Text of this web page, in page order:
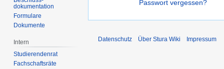
Passwort vergessen?
dokumentation
Formulare
Dokumente
Intern
Studierendenrat
Fachschaftsräte
Datenschutz Über Stura Wiki Impressum